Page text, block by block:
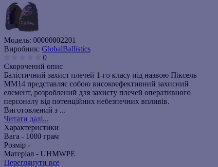
Модель: 00000002201
Виробник: GlobalBallistics
0
Скорочений опис
Балістичний захист плечей 1-го класу під назвою Піксель
ММ14 представляє собою високоефективний захисний
елемент, розроблений для захисту плечей оперативного
персоналу від потенційних небезпечних впливів.
Виготовлений з ...
Читати далі...
Характеристики
Вага - 1000 грам
Розмір -
Матеріал - UHMWPE
Переглянути все